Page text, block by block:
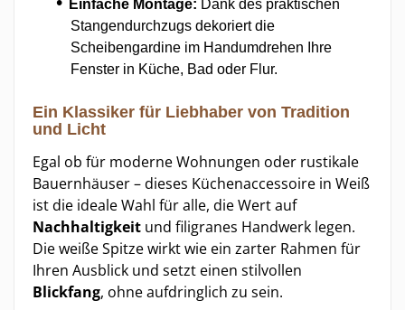
Einfache Montage: Dank des praktischen
Stangendurchzugs dekoriert die
Scheibengardine im Handumdrehen Ihre
Fenster in Küche, Bad oder Flur.
Ein Klassiker für Liebhaber von Tradition
und Licht
Egal ob für moderne Wohnungen oder rustikale
Bauernhäuser – dieses Küchenaccessoire in Weiß
ist die ideale Wahl für alle, die Wert auf
Nachhaltigkeit und filigranes Handwerk legen.
Die weiße Spitze wirkt wie ein zarter Rahmen für
Ihren Ausblick und setzt einen stilvollen
Blickfang, ohne aufdringlich zu sein.